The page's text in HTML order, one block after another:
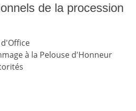
de la procession
à la Pelouse d'Honneur